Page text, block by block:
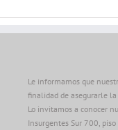
Le informamos que
finalidad de asegurarle
Lo invitamos a conocer
Insurgentes Sur 700,